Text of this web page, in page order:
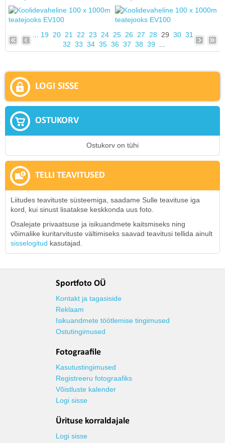
19 20 21 22 23 24 25 26 27 28 29 30 31
32 33 34 35 36 37 38 39
LOGI SISSE
OSTUKORV
Ostukorv on tühi
TELLI TEAVITUSED
Liitudes teavituste süsteemiga, saadame Sulle teavituse iga
kord, kui sinust lisatakse keskkonda uus foto.
Osalejate privaatsuse ja isikuandmete kaitsmiseks ning
võimalike kuritarvituste vältimiseks saavad teavitusi tellida ainult
sisselogitud kasutajad.
Sportfoto OÜ
Kontakt ja tagasiside
Reklaam
Isikuandmete töötlemise tingimused
Ostutingimused
Fotograafile
Kasutustingimused
Registreeru fotograafiks
Võistluste kalender
Logi sisse
Ürituse korraldajale
Logi sisse